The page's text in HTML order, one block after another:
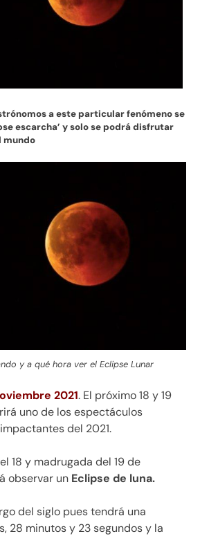
a este particular fenómeno se
escarcha’ y solo se podrá disfrutar
mundo
y a qué hora ver el Eclipse Lunar
2021. El próximo 18 y 19
uno de los espectáculos
del 2021.
18 y madrugada del 19 de
observar un Eclipse de luna.
del siglo pues tendrá una
28 minutos y 23 segundos y la